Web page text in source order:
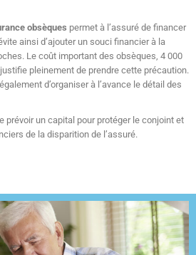
obsèques permet à l’assuré de financer
ainsi d’ajouter un souci financier à la
Le coût important des obsèques, 4 000
justifie pleinement de prendre cette précaution.
d’organiser à l’avance le détail des
prévoir un capital pour protéger le conjoint et
de la disparition de l’assuré.